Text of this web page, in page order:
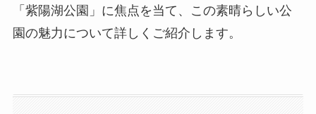
「紫陽湖公園」に焦点を当て、この素晴らしい公
園の魅力について詳しくご紹介します。